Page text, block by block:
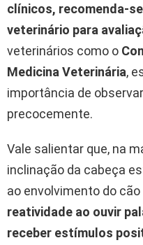
clínicos, recomenda-
veterinário para
veterinários como o
Medicina Veterinária,
importância de
precocemente.
Vale salientar que, na
inclinação da cabeça
ao envolvimento do
reatividade ao ouvir
receber estímulos